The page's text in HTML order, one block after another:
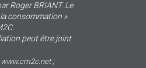
Roger BRIANT. Le
consommation »
peut être joint
www.cm2c.net;